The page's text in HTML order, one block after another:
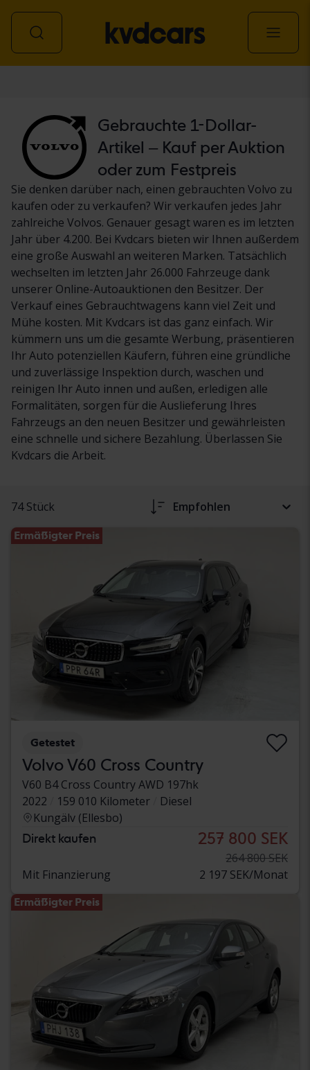
Gebrauchte 1-Dollar-
Artikel – Kauf per Auktion
oder zum Festpreis
Sie denken darüber nach, einen gebrauchten Volvo zu
kaufen oder zu verkaufen? Wir verkaufen jedes Jahr
zahlreiche Volvos. Genauer gesagt waren es im letzten
Jahr über 4.200. Bei Kvdcars bieten wir Ihnen außerdem
eine große Auswahl an weiteren Marken. Tatsächlich
wechselten im letzten Jahr 26.000 Fahrzeuge dank
unserer Online-Autoauktionen den Besitzer. Der
Verkauf eines Gebrauchtwagens kann viel Zeit und
Mühe kosten. Mit Kvdcars ist das ganz einfach. Wir
kümmern uns um die gesamte Werbung, präsentieren
Ihr Auto potenziellen Käufern, führen eine gründliche
und zuverlässige Inspektion durch, waschen und
reinigen Ihr Auto innen und außen, erledigen alle
Formalitäten, sorgen für die Auslieferung Ihres
Fahrzeugs an den neuen Besitzer und gewährleisten
eine schnelle und sichere Bezahlung. Überlassen Sie
Kvdcars die Arbeit.
74 Stück Empfohlen
Ermäßigter Preis
Getestet
Volvo V60 Cross Country
V60 B4 Cross Country AWD 197hk
2022
159 010 Kilometer
Diesel
Kungälv (Ellesbo)
Direkt kaufen 257 800 SEK
264 800 SEK
Mit Finanzierung
2 197 SEK/Monat
Ermäßigter Preis